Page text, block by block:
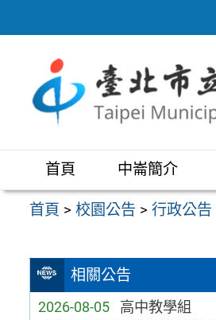
至
區
首頁 中崙簡介
首頁 >校園公告 >行政公告
相關公告
2026-08-05 高中教學組